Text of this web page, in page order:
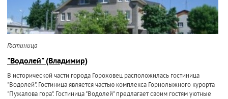
Гостиница
"Водолей" (Владимир)
В исторической части города Гороховец расположилась гостиница
"Водолей". Гостиница является частью комплекса Горнолыжного курорта
"Пужалова гора". Гостиница "Водолей" предлагает своим гостям уютные